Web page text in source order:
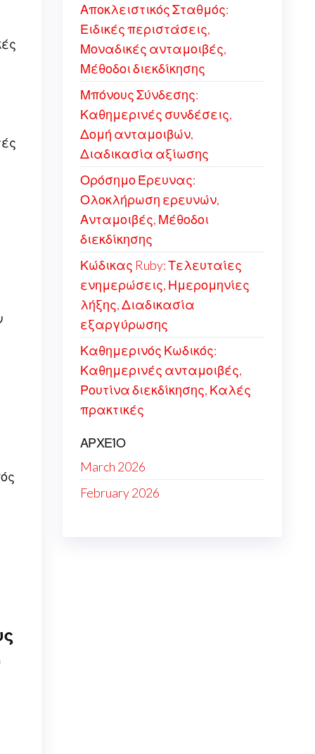
Αποκλειστικός Σταθμός:
Ειδικές περιστάσεις,
Μοναδικές ανταμοιβές,
Μέθοδοι διεκδίκησης
Μπόνους Σύνδεσης:
Καθημερινές συνδέσεις,
Δομή ανταμοιβών,
Διαδικασία αξίωσης
Ορόσημο Έρευνας:
Ολοκλήρωση ερευνών,
Ανταμοιβές, Μέθοδοι
διεκδίκησης
Κώδικας Ruby: Τελευταίες
ενημερώσεις, Ημερομηνίες
λήξης, Διαδικασία
εξαργύρωσης
Καθημερινός Κωδικός:
Καθημερινές ανταμοιβές,
Ρουτίνα διεκδίκησης, Καλές
πρακτικές
ΑΡΧΕΊΟ
March 2026
February 2026